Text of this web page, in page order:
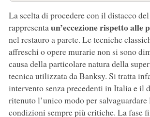
La scelta di procedere con il distacco
rappresentaun’eccezione rispetto alle
nel restauro a parete. Le tecniche
affreschi o opere murarie non si sono
causa della particolare natura della
tecnica utilizzata da Banksy. Si tratta
intervento senza precedenti in Italia e il
ritenuto l’unico modo per salvaguardare
condizioni sempre più critiche. La fase